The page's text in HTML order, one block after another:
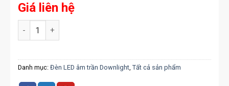
Giá liên hệ
Đèn LED âm trần Downlight đổi màu viền bạc 7W chíp
Danh mục: Đèn LED âm trần Downlight, Tất cả sản phẩm